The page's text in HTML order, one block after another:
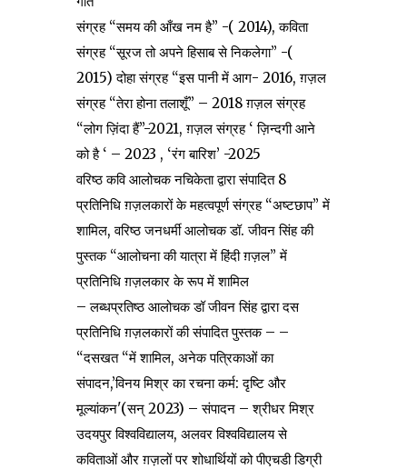
संग्रह “समय की आँख नम है” -( 2014), कविता
संग्रह “सूरज तो अपने हिसाब से निकलेगा” -(
2015) दोहा संग्रह “इस पानी में आग- 2016, ग़ज़ल
संग्रह “तेरा होना तलाशूँ” – 2018 ग़ज़ल संग्रह
“लोग ज़िंदा हैं”-2021, ग़ज़ल संग्रह ‘ ज़िन्दगी आने
को है ‘ – 2023 , ‘रंग बारिश’ -2025
वरिष्ठ कवि आलोचक नचिकेता द्वारा संपादित 8
प्रतिनिधि ग़ज़लकारों के महत्वपूर्ण संग्रह “अष्टछाप” में
शामिल, वरिष्ठ जनधर्मी आलोचक डॉ. जीवन सिंह की
पुस्तक “आलोचना की यात्रा में हिंदी ग़ज़ल” में
प्रतिनिधि ग़ज़लकार के रूप में शामिल
– लब्धप्रतिष्ठ आलोचक डॉ जीवन सिंह द्वारा दस
प्रतिनिधि ग़ज़लकारों की संपादित पुस्तक – –
“दसखत “में शामिल, अनेक पत्रिकाओं का
संपादन,’विनय मिश्र का रचना कर्म: दृष्टि और
मूल्यांकन'(सन् 2023) – संपादन – श्रीधर मिश्र
उदयपुर विश्वविद्यालय, अलवर विश्वविद्यालय से
कविताओं और ग़ज़लों पर शोधार्थियों को पीएचडी डिग्री